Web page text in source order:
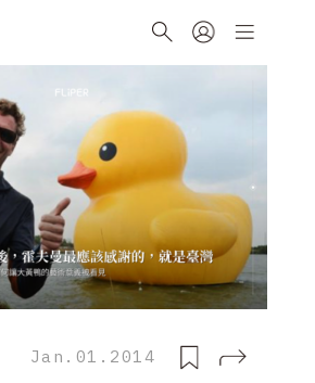
Jan.01.2014